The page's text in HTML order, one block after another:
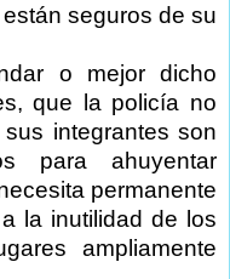
seguros de su
o mejor dicho
que la policía no
integrantes son
para ahuyentar
permanente
la inutilidad de los
ampliamente